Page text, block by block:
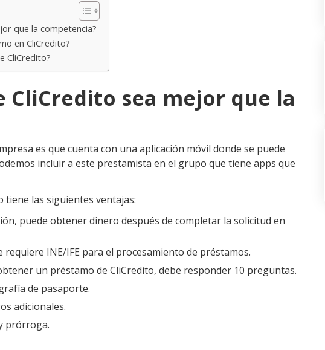
que la competencia?
en CliCredito?
CliCredito?
CliCredito sea mejor que la
es que cuenta con una aplicación móvil donde se puede
incluir a este prestamista en el grupo que tiene apps que
tiene las siguientes ventajas:
puede obtener dinero después de completar la solicitud en
requiere INE/IFE para el procesamiento de préstamos.
un préstamo de CliCredito, debe responder 10 preguntas.
de pasaporte.
adicionales.
prórroga.